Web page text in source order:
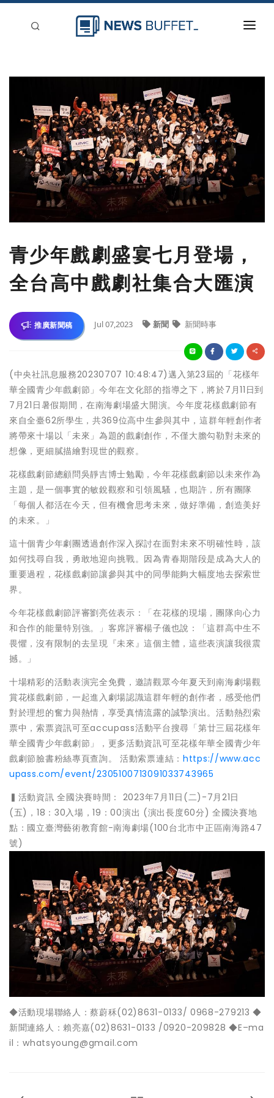
登入
刊登
青少年戲劇盛宴七月登場，
全台高中戲劇社集合大匯演
推廣新聞稿 Jul 07,2023 新聞 新聞時事
(中央社訊息服務20230707 10:48:47)邁入第23屆的「花樣年
華全國青少年戲劇節」今年在文化部的指導之下，將於7月11日到
7月21日暑假期間，在南海劇場盛大開演。今年度花樣戲劇節有
來自全臺62所學生，共369位高中生參與其中，這群年輕創作者
將帶來十場以「未來」為題的戲劇創作，不僅大膽勾勒對未來的
想像，更細膩描繪對現世的觀察。
花樣戲劇節總顧問吳靜吉博士勉勵，今年花樣戲劇節以未來作為
主題，是一個事實的敏銳觀察和引領風騷，也期許，所有團隊
「每個人都活在今天，但有機會思考未來，做好準備，創造美好
的未來。」
這十個青少年劇團透過創作深入探討在面對未來不明確性時，該
如何找尋自我，勇敢地迎向挑戰。因為青春期階段是成為大人的
重要過程，花樣戲劇節讓參與其中的同學能夠大幅度地去探索世
界。
今年花樣戲劇節評審劉亮佐表示：「在花樣的現場，團隊向心力
和合作的能量特別強。」客席評審楊子儀也說：「這群高中生不
畏懼，沒有限制的去呈現『未來』這個主體，這些表演讓我很震
撼。」
十場精彩的活動表演完全免費，邀請觀眾今年夏天到南海劇場觀
賞花樣戲劇節，一起進入劇場認識這群年輕的創作者，感受他們
對於理想的奮力與熱情，享受真情流露的誠摯演出。活動熱烈索
票中，索票資訊可至accupass活動平台搜尋「第廿三屆花樣年
華全國青少年戲劇節」，更多活動資訊可至花樣年華全國青少年
戲劇節臉書粉絲專頁查詢。 活動索票連結： https://www.acc
upass.com/event/2305100713091033743965
▍活動資訊 全國決賽時間： 2023年7月11日(二)-7月21日
(五)，18：30入場，19：00演出 (演出長度60分) 全國決賽地
點：國立臺灣藝術教育館-南海劇場(100台北市中正區南海路47
號)
◆活動現場聯絡人：蔡蔚秝(02)8631-0133/ 0968-279213 ◆
新聞連絡人：賴亮嘉(02)8631-0133 /0920-209828 ◆E–ma
il：whatsyoung@gmail.com